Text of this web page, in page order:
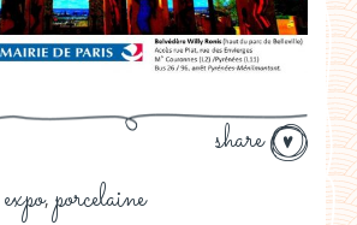
share
expo, porcelaine